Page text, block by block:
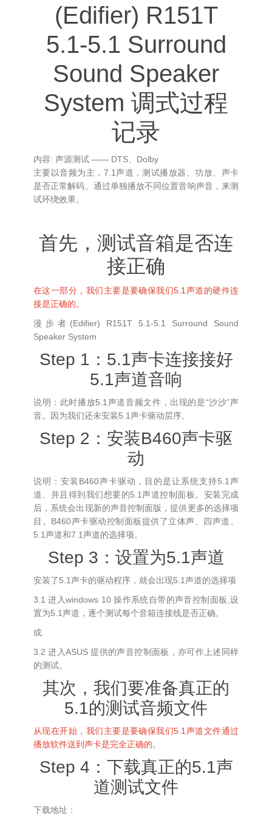
(Edifier) R151T
5.1-5.1 Surround
Sound Speaker
System 调式过程
记录
内容: 声源测试 —— DTS、Dolby
主要以音频为主，7.1声道，测试播放器、功放、声卡
是否正常解码。通过单独播放不同位置音响声音，来测
试环绕效果。
首先，测试音箱是否连
接正确
在这一部分，我们主要是要确保我们5.1声道的硬件连
接是正确的。
漫步者(Edifier) R151T 5.1-5.1 Surround Sound
Speaker System
Step 1：5.1声卡连接接好
5.1声道音响
说明：此时播放5.1声道音频文件，出现的是“沙沙”声
音。因为我们还未安装5.1声卡驱动层序。
Step 2：安装B460声卡驱
动
说明：安装B460声卡驱动，目的是让系统支持5.1声
道、并且得到我们想要的5.1声道控制面板。安装完成
后，系统会出现新的声音控制面版，提供更多的选择项
目。B460声卡驱动控制面板提供了立体声、四声道、
5.1声道和7.1声道的选择项。
Step 3：设置为5.1声道
安装了5.1声卡的驱动程序，就会出现5.1声道的选择项
3.1 进入windows 10 操作系统自带的声音控制面板,设
置为5.1声道，逐个测试每个音箱连接线是否正确。
或
3.2 进入ASUS 提供的声音控制面板，亦可作上述同样
的测试。
其次，我们要准备真正的
5.1的测试音频文件
从现在开始，我们主要是要确保我们5.1声道文件通过
播放软件送到声卡是完全正确的。
Step 4：下载真正的5.1声
道测试文件
下载地址：